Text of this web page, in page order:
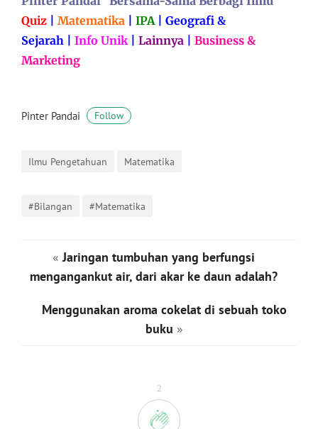
2
Quiz
Matematika IPA
Geografi &
Sejarah
Info Unik Lainnya
Business &
Marketing
Pinter Pandai Follow
Ilmu Pengetahuan Matematika
#Bilangan #Matematika
«Jaringan tumbuhan yang berfungsi
mengangankut air, dari akar ke daun adalah?
Menggunakan aroma cokelat di sebuah toko
buku »